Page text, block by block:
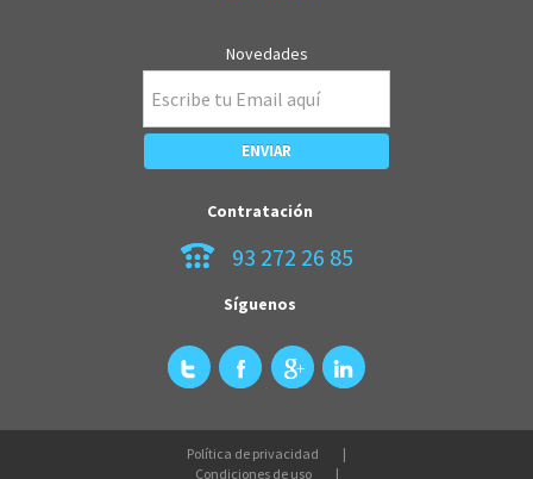
Novedades
Contratación
93 272 26 85
Síguenos
Política de privacidad
Condiciones de uso